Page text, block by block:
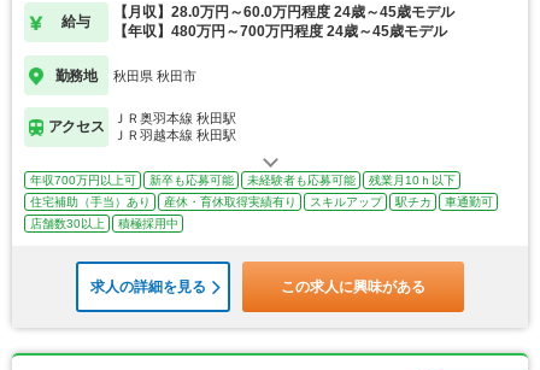
給与
【月収】28.0万円～60.0万円程度 24歳～45歳モデル
【年収】480万円～700万円程度 24歳～45歳モデル
勤務地 秋田県 秋田市
アクセス
ＪＲ奥羽本線 秋田駅
ＪＲ羽越本線 秋田駅
年収700万円以上可 新卒も応募可能 未経験者も応募可能
残業月10ｈ以下
住宅補助（手当）あり
産休・育休取得実績有り スキルアップ 駅チカ
車通勤可
店舗数30以上
積極採用中
求人の詳細を見る この求人に興味がある